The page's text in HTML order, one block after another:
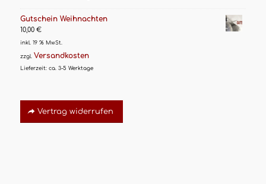
Gutschein Weihnachten
10,00 €
inkl. 19 % MwSt.
zzgl. Versandkosten
Lieferzeit: ca. 3-5 Werktage
Vertrag widerrufen